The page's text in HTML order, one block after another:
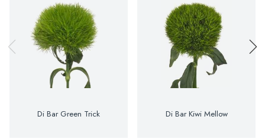
Di Bar Green Trick Di Bar Kiwi Mellow